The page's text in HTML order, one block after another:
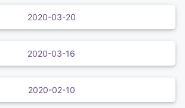
2020-03-20
2020-03-16
2020-02-10